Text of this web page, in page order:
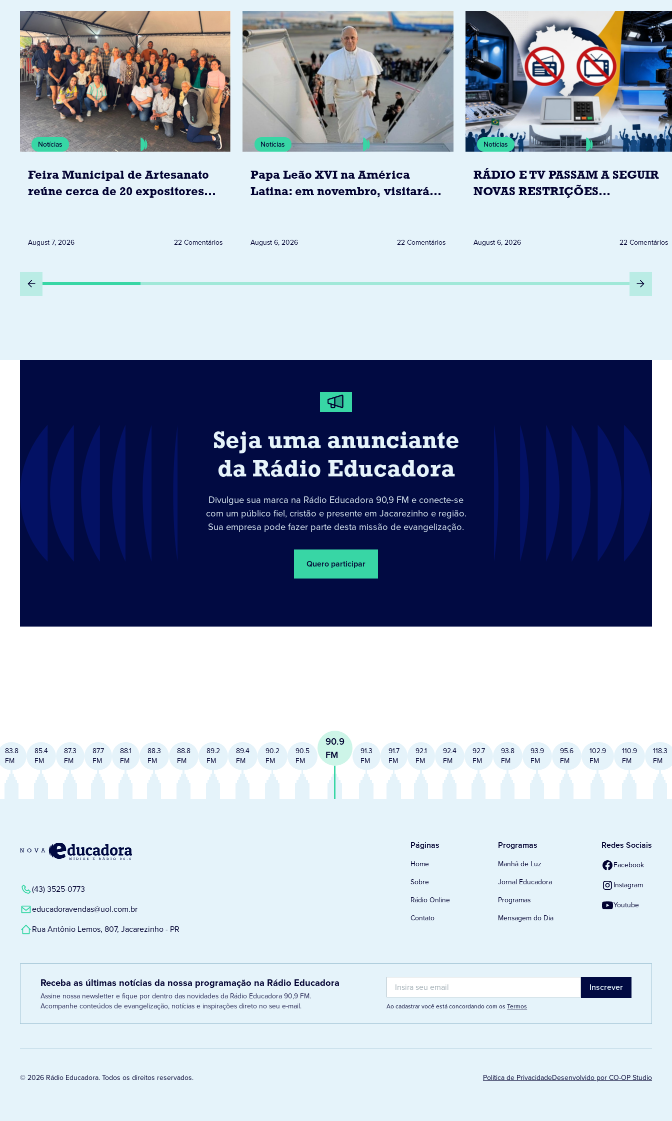
Notícias
Feira Municipal de Artesanato
reúne cerca de 20 expositores
August 7, 2026 22 Comentários
Notícias
Papa Leão XVI na América
Latina: em novembro, visitará
August 6, 2026 22 Comentários
Notícias
RÁDIO E TV PASSAM A SEGUIR
NOVAS RESTRIÇÕES
August 6, 2026 22 Comentários
Seja uma anunciante
da Rádio Educadora
Divulgue sua marca na Rádio Educadora 90,9 FM e conecte-se
com um público fiel, cristão e presente em Jacarezinho e região.
Sua empresa pode fazer parte desta missão de evangelização.
Quero participar
83.8
FM
85.4
FM
87.3
FM
87.7
FM
88.1
FM
88.3
FM
88.8
FM
89.2
FM
89.4
FM
90.2
FM
90.5
FM
90.9
FM
91.3
FM
91.7
FM
92.1
FM
92.4
FM
92.7
FM
93.8
FM
93.9
FM
95.6
FM
102.9
FM
110.9
FM
118.3
FM
(43) 3525-0773
educadoravendas@uol.com.br
Rua Antônio Lemos, 807, Jacarezinho - PR
Páginas
Home
Sobre
Rádio Online
Contato
Programas
Manhã de Luz
Jornal Educadora
Programas
Mensagem do Dia
Redes Sociais
Facebook
Instagram
Youtube
Receba as últimas notícias da nossa programação na Rádio Educadora
Assine nossa newsletter e fique por dentro das novidades da Rádio Educadora 90,9 FM.
Acompanhe conteúdos de evangelização, notícias e inspirações direto no seu e-mail.
Ao cadastrar você está concordando com osTermos
© 2026 Rádio Educadora. Todos os direitos reservados. Política de PrivacidadeDesenvolvido por CO-OP Studio